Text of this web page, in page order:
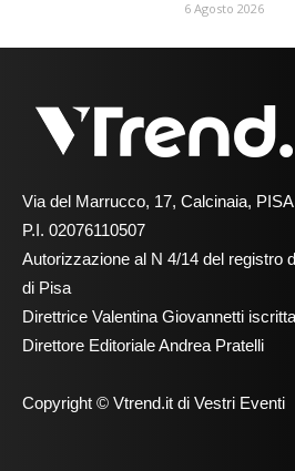
6 Agosto 2026
Via del Marrucco, 17, Calcinaia, PISA
P.I. 02076110507
Autorizzazione al N 4/14 del registro
di Pisa
Direttrice Valentina Giovannetti
Direttore Editoriale Andrea Pratelli
Copyright © Vtrend.it di Vestri Eventi